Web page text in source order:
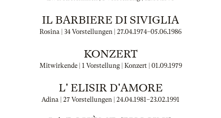
IL BARBIERE DI SIVIGLIA
Rosina | 34 Vorstellungen | 27.04.1974–05.06.1986
KONZERT
Mitwirkende | 1 Vorstellung | Konzert | 01.09.1979
L' ELISIR D'AMORE
Adina | 27 Vorstellungen | 24.04.1981–23.02.1991